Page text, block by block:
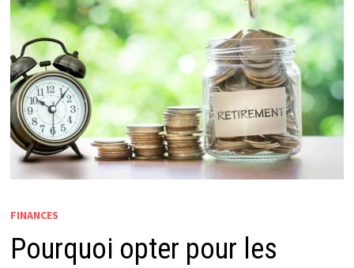
FINANCES
Pourquoi opter pour les